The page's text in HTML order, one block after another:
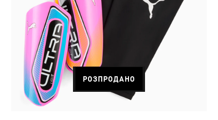
РОЗПРОДАНО